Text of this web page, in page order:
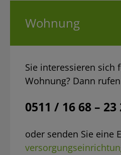
Wohnung
Sie interessieren sich
Wohnung? Dann
0511 / 16 68 – 23
oder senden Sie eine